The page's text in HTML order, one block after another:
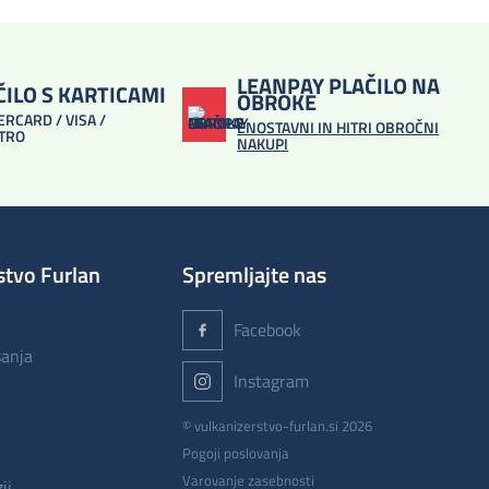
S KARTICAMI
/ VISA /
LEANPAY PLAČILO NA
OBROKE
ENOSTAVNI IN HITRI OBROČNI
NAKUPI
Furlan Spremljajte nas
Facebook
Instagram
© vulkanizerstvo-furlan.si 2026
Pogoji poslovanja
Varovanje zasebnosti